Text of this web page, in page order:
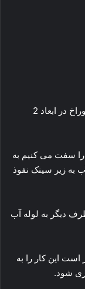
1- ابتدا در لبه سینک و در محل مورد نظر یک سوراخ در ابعاد 2
را سفت می کنیم به
به زیر سینک نفوذ
دیگر به لوله آب
است این کار را به
شود.